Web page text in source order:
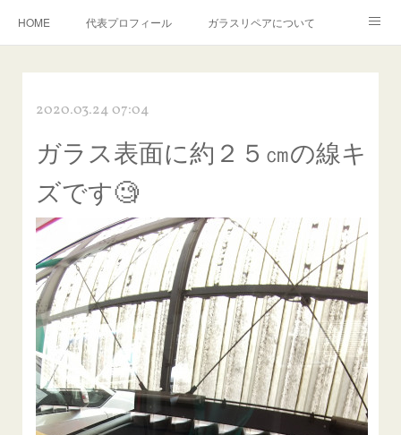
HOME 代表プロフィール ガラスリペアについて
飛び石施工料金について ガラスキズ取り/研磨・磨き・鱗取り
当店へのアクセス 建築ガラスキズ取り・研磨・磨き
【プロ使用】フッ素系ガラストリートメント『アクアペル』
欧州車モールの白サビやシミを落とす！
instagram記事 ガラスリペア施工価格
飛び石ひび割れでヒビ先が伸びた場合は？
2020.03.24 07:04
ガラス表面に約２５㎝の線キ
ズです🧐